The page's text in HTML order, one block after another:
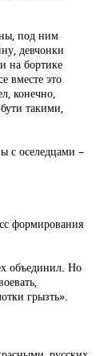
под ним
девчонки
на бортике
вместе это
конечно,
такими,
с оселедцами –
формирования
объединил. Но
грызть».